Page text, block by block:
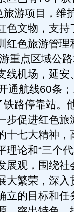
游项目，维
色文物，支持
红色旅游管理
重点区域公
线机场，延安
通航线60条
路停靠站。
步促进红色旅
十七大精神，
论和“三个
展观，围绕社
大繁荣，深入
立的目标和任